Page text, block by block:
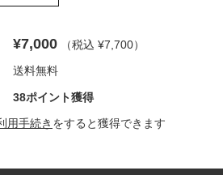
蔦
屋
¥7,000 （税込 ¥7,700）
送料無料
38ポイント獲得
用手続き をすると獲得できます